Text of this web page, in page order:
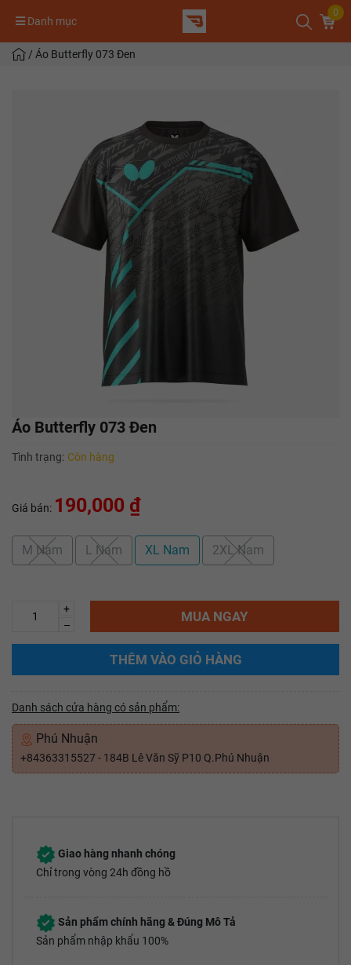
Danh mục
0
/ Áo Butterfly 073 Đen
Áo Butterfly 073 Đen
Tình trạng: Còn hàng
Giá bán: 190,000 ₫
M Nam L Nam XL Nam 2XL Nam
+
–
MUA NGAY
THÊM VÀO GIỎ HÀNG
Danh sách cửa hàng có sản phẩm:
Phú Nhuận
+84363315527 - 184B Lê Văn Sỹ P10 Q.Phú Nhuận
Giao hàng nhanh chóng
Chỉ trong vòng 24h đồng hồ
Sản phẩm chính hãng & Đúng Mô Tả
Sản phẩm nhập khẩu 100%